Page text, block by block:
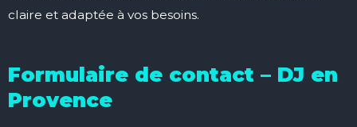
claire et adaptée à vos besoins.
Formulaire de contact – DJ en
Provence